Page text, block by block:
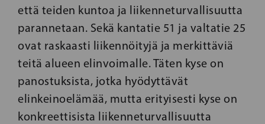
että teiden kuntoa ja liikenneturvallisuutta
parannetaan. Sekä kantatie 51 ja valtatie 25
ovat raskaasti liikennöityjä ja merkittäviä
teitä alueen elinvoimalle. Täten kyse on
panostuksista, jotka hyödyttävät
elinkeinoelämää, mutta erityisesti kyse on
konkreettisista liikenneturvallisuutta